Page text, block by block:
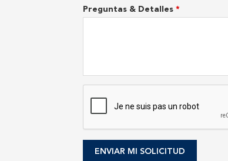
Preguntas & Detalles *
ENVIAR MI SOLICITUD